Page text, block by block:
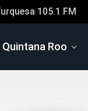
105.1 FM
Quintana Roo